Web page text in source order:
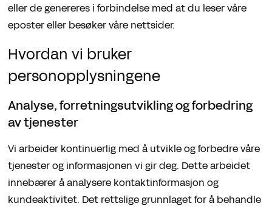
eller de genereres i forbindelse med at du leser våre
eposter eller besøker våre nettsider.
Hvordan vi bruker
personopplysningene
Analyse, forretningsutvikling og forbedring
av tjenester
Vi arbeider kontinuerlig med å utvikle og forbedre våre
tjenester og informasjonen vi gir deg. Dette arbeidet
innebærer å analysere kontaktinformasjon og
kundeaktivitet. Det rettslige grunnlaget for å behandle